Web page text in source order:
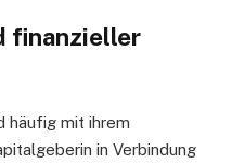
finanzieller
häufig mit ihrem
in Verbindung